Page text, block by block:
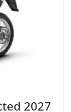
2027